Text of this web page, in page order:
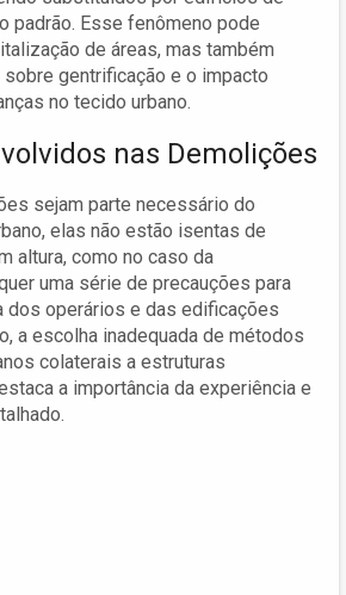
padrão. Esse fenômeno pode
de áreas, mas também
gentrificação e o impacto
no tecido urbano.
nas Demolições
sejam parte necessário do
elas não estão isentas de
altura, como no caso da
uma série de precauções para
dos operários e das edificações
a escolha inadequada de métodos
colaterais a estruturas
a importância da experiência e